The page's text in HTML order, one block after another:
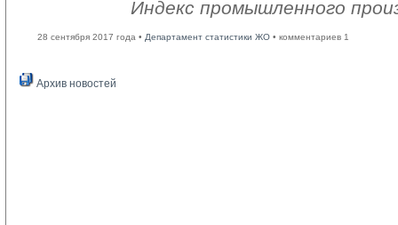
Индекс промышленного
28 сентября 2017 года • Департамент статистики ЖО • комментариев 1
Архив новостей